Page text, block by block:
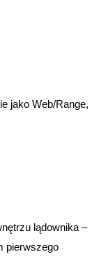
jako Web/Range,
lądownika –
pierwszego